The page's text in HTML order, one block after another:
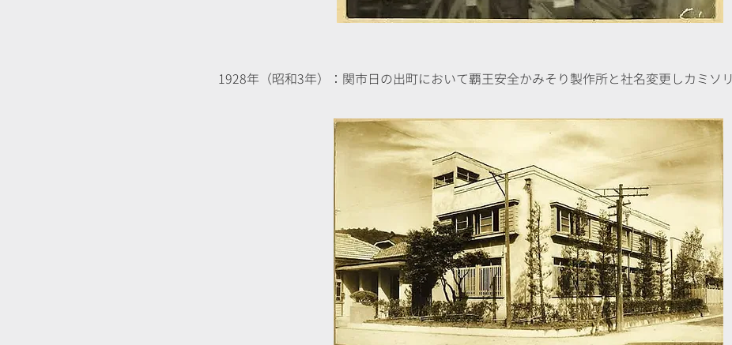
1928年（昭和3年）：関市日の出町において覇王安全かみそり製作所と社名変更しカミソ